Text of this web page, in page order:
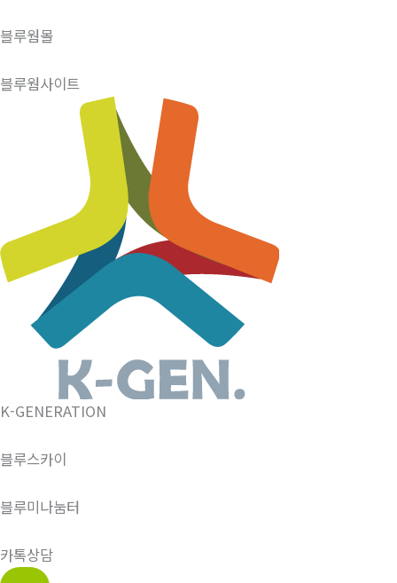
블루웜몰
블루웜사이트
K-GENERATION
블루스카이
블루미나눔터
카톡상담